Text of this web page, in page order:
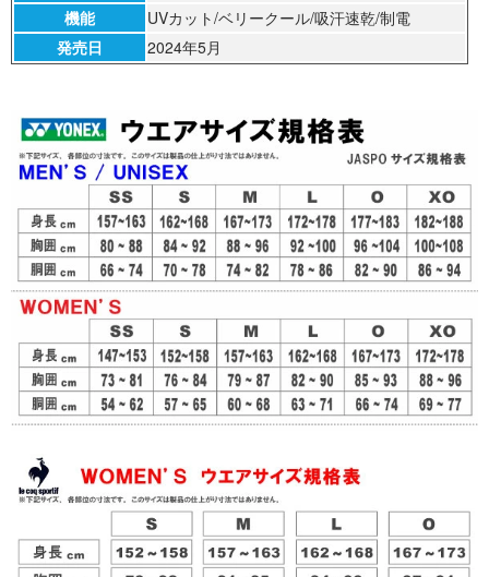
機能
UVカット/ベリークール/吸汗速乾/制電
発売日
2024年5月